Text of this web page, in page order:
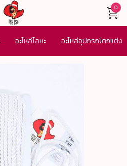
0
อะไหล่โลหะ อะไหล่อุปกรณ์ตกแต่ง